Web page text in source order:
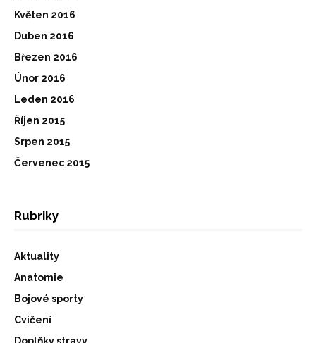
Květen 2016
Duben 2016
Březen 2016
Únor 2016
Leden 2016
Říjen 2015
Srpen 2015
Červenec 2015
Rubriky
Aktuality
Anatomie
Bojové sporty
Cvičení